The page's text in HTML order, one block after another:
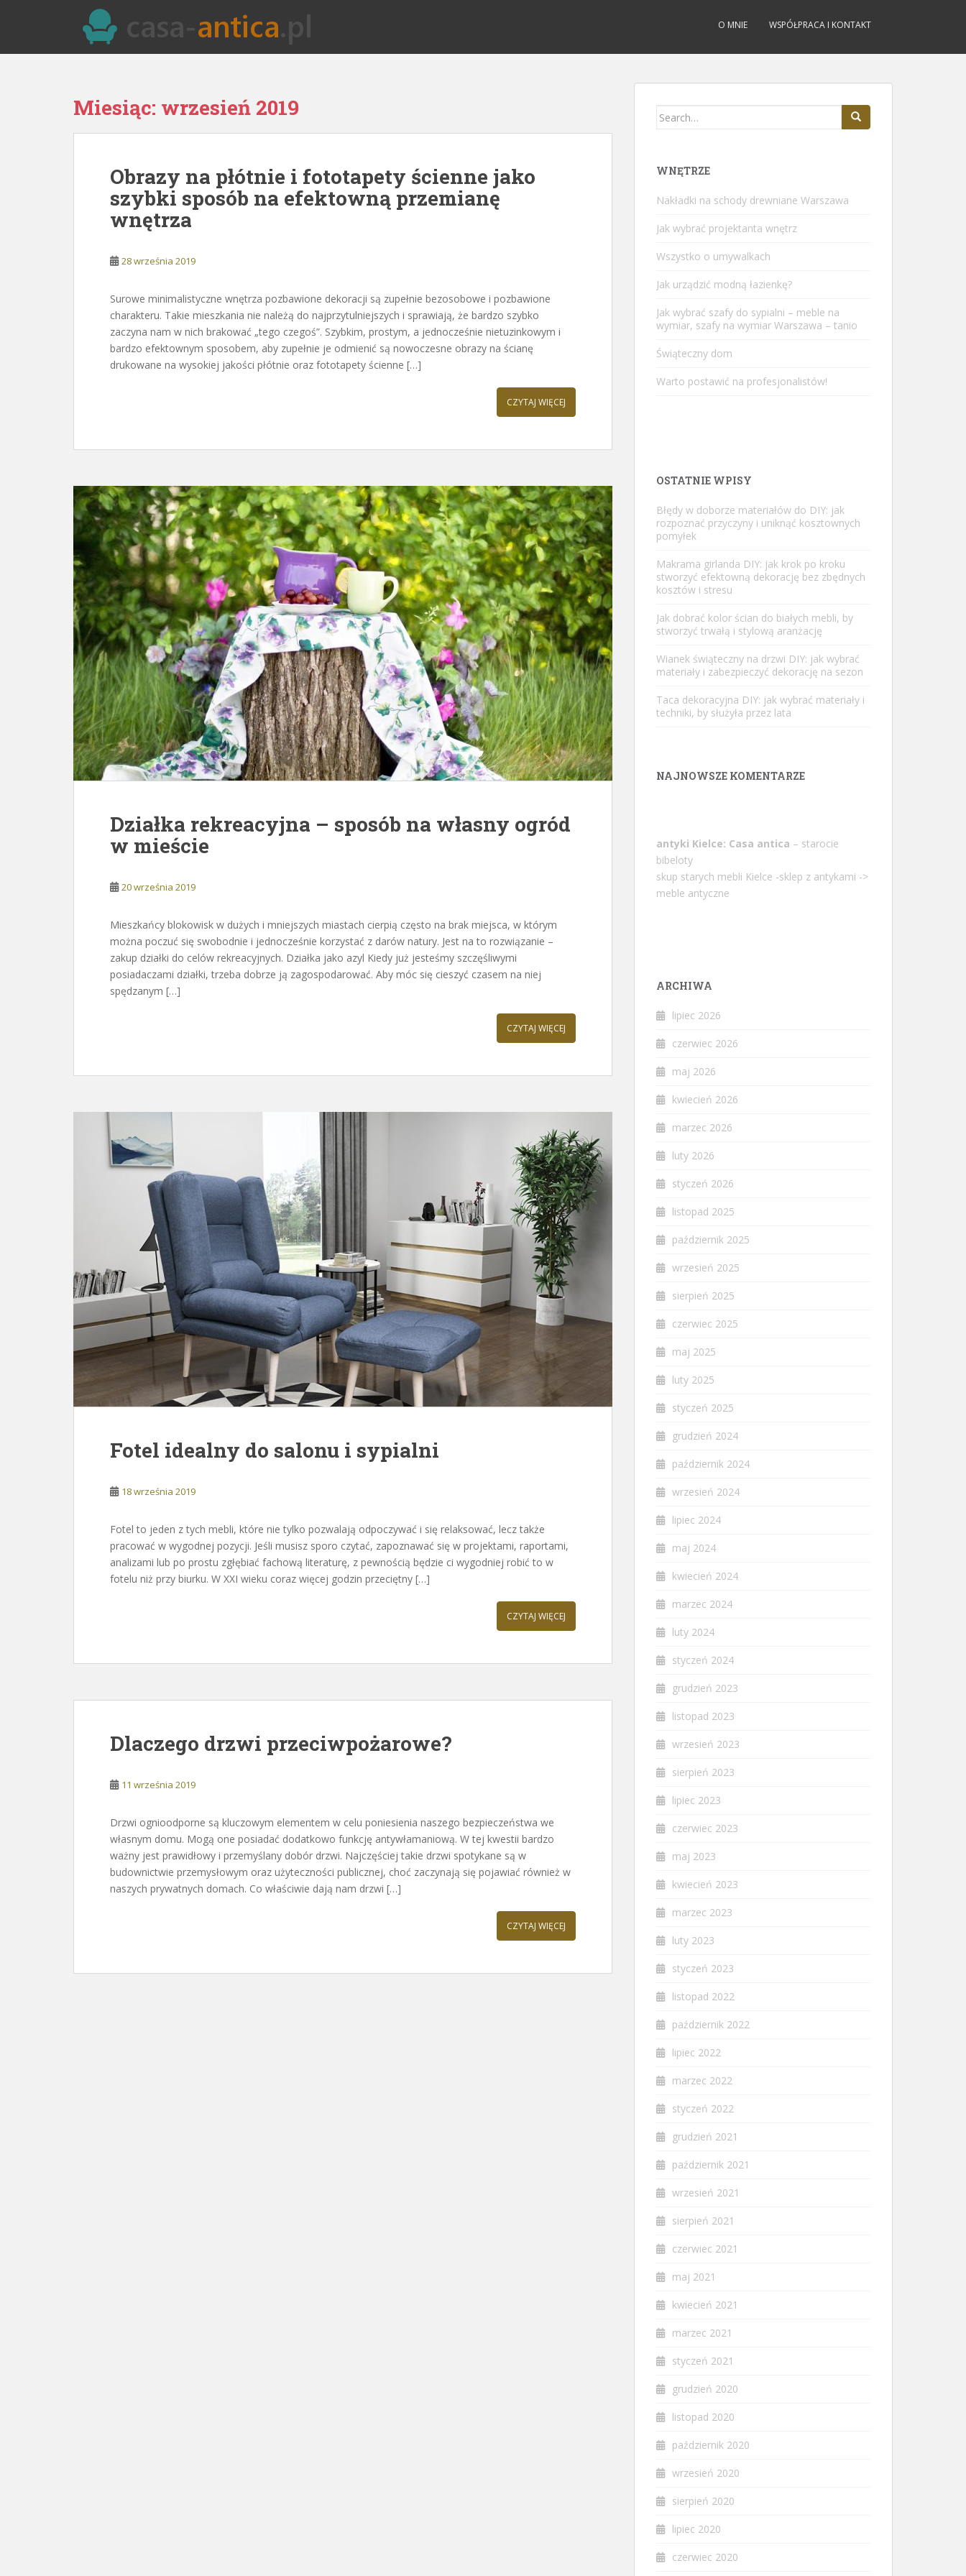
p
O MNIE WSPÓŁPRACA I KONTAKT
Miesiąc: wrzesień 2019
Obrazy na płótnie i fototapety ścienne jako
szybki sposób na efektowną przemianę
wnętrza
28 września 2019
Surowe minimalistyczne wnętrza pozbawione dekoracji są zupełnie bezosobowe i pozbawione
charakteru. Takie mieszkania nie należą do najprzytulniejszych i sprawiają, że bardzo szybko
zaczyna nam w nich brakować „tego czegoś”. Szybkim, prostym, a jednocześnie nietuzinkowym i
bardzo efektownym sposobem, aby zupełnie je odmienić są nowoczesne obrazy na ścianę
drukowane na wysokiej jakości płótnie oraz fototapety ścienne […]
CZYTAJ WIĘCEJ
Działka rekreacyjna – sposób na własny ogród
w mieście
20 września 2019
Mieszkańcy blokowisk w dużych i mniejszych miastach cierpią często na brak miejsca, w którym
można poczuć się swobodnie i jednocześnie korzystać z darów natury. Jest na to rozwiązanie –
zakup działki do celów rekreacyjnych. Działka jako azyl Kiedy już jesteśmy szczęśliwymi
posiadaczami działki, trzeba dobrze ją zagospodarować. Aby móc się cieszyć czasem na niej
spędzanym […]
CZYTAJ WIĘCEJ
Fotel idealny do salonu i sypialni
18 września 2019
Fotel to jeden z tych mebli, które nie tylko pozwalają odpoczywać i się relaksować, lecz także
pracować w wygodnej pozycji. Jeśli musisz sporo czytać, zapoznawać się w projektami, raportami,
analizami lub po prostu zgłębiać fachową literaturę, z pewnością będzie ci wygodniej robić to w
fotelu niż przy biurku. W XXI wieku coraz więcej godzin przeciętny […]
CZYTAJ WIĘCEJ
Dlaczego drzwi przeciwpożarowe?
11 września 2019
Drzwi ognioodporne są kluczowym elementem w celu poniesienia naszego bezpieczeństwa we
własnym domu. Mogą one posiadać dodatkowo funkcję antywłamaniową. W tej kwestii bardzo
ważny jest prawidłowy i przemyślany dobór drzwi. Najczęściej takie drzwi spotykane są w
budownictwie przemysłowym oraz użyteczności publicznej, choć zaczynają się pojawiać również w
naszych prywatnych domach. Co właściwie dają nam drzwi […]
CZYTAJ WIĘCEJ
Search
WNĘTRZE
Nakładki na schody drewniane Warszawa
Jak wybrać projektanta wnętrz
Wszystko o umywalkach
Jak urządzić modną łazienkę?
Jak wybrać szafy do sypialni – meble na
wymiar, szafy na wymiar Warszawa – tanio
Świąteczny dom
Warto postawić na profesjonalistów!
OSTATNIE WPISY
Błędy w doborze materiałów do DIY: jak
rozpoznać przyczyny i uniknąć kosztownych
pomyłek
Makrama girlanda DIY: jak krok po kroku
stworzyć efektowną dekorację bez zbędnych
kosztów i stresu
Jak dobrać kolor ścian do białych mebli, by
stworzyć trwałą i stylową aranżację
Wianek świąteczny na drzwi DIY: jak wybrać
materiały i zabezpieczyć dekorację na sezon
Taca dekoracyjna DIY: jak wybrać materiały i
techniki, by służyła przez lata
NAJNOWSZE KOMENTARZE
antyki Kielce: Casa antica – starocie
bibeloty
skup starych mebli Kielce -sklep z antykami ->
meble antyczne
ARCHIWA
lipiec 2026
czerwiec 2026
maj 2026
kwiecień 2026
marzec 2026
luty 2026
styczeń 2026
listopad 2025
październik 2025
wrzesień 2025
sierpień 2025
czerwiec 2025
maj 2025
luty 2025
styczeń 2025
grudzień 2024
październik 2024
wrzesień 2024
lipiec 2024
maj 2024
kwiecień 2024
marzec 2024
luty 2024
styczeń 2024
grudzień 2023
listopad 2023
wrzesień 2023
sierpień 2023
lipiec 2023
czerwiec 2023
maj 2023
kwiecień 2023
marzec 2023
luty 2023
styczeń 2023
listopad 2022
październik 2022
lipiec 2022
marzec 2022
styczeń 2022
grudzień 2021
październik 2021
wrzesień 2021
sierpień 2021
czerwiec 2021
maj 2021
kwiecień 2021
marzec 2021
styczeń 2021
grudzień 2020
listopad 2020
październik 2020
wrzesień 2020
sierpień 2020
lipiec 2020
czerwiec 2020